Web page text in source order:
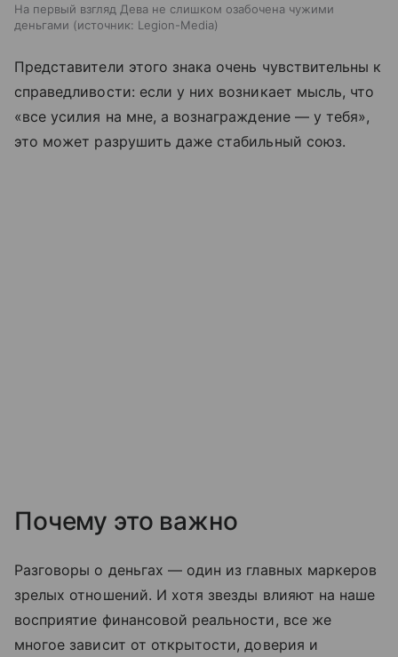
На первый взгляд Дева не слишком озабочена чужими
деньгами
источник: Legion-Media
Представители этого знака очень чувствительны к
справедливости: если у них возникает мысль, что
«все усилия на мне, а вознаграждение — у тебя»,
это может разрушить даже стабильный союз.
Почему это важно
Разговоры о деньгах — один из главных маркеров
зрелых отношений. И хотя звезды влияют на наше
восприятие финансовой реальности, все же
многое зависит от открытости, доверия и